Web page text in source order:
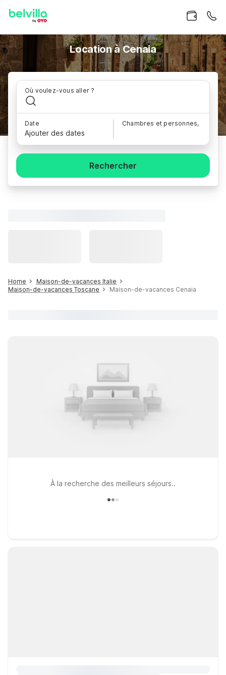
Location à Cenaia
Où voulez-vous aller ?
Date
Ajouter des dates
Chambres et personnes,
Rechercher
Home
Maison-de-vacances Italie
Maison-de-vacances Toscane
Maison-de-vacances Cenaia
À la recherche des meilleurs séjours..